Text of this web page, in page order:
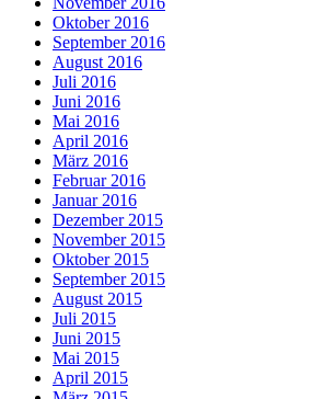
Oktober 2016
September 2016
August 2016
Juli 2016
Juni 2016
Mai 2016
April 2016
März 2016
Februar 2016
Januar 2016
Dezember 2015
November 2015
Oktober 2015
September 2015
August 2015
Juli 2015
Juni 2015
Mai 2015
April 2015